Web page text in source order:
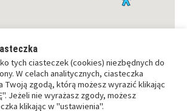
tych ciasteczek (cookies) niezbędnych do
W celach analitycznych, ciasteczka
Twoją zgodą, którą możesz wyrazić klikając
Jeżeli nie wyrażasz zgody, możesz
klikając w "ustawienia".